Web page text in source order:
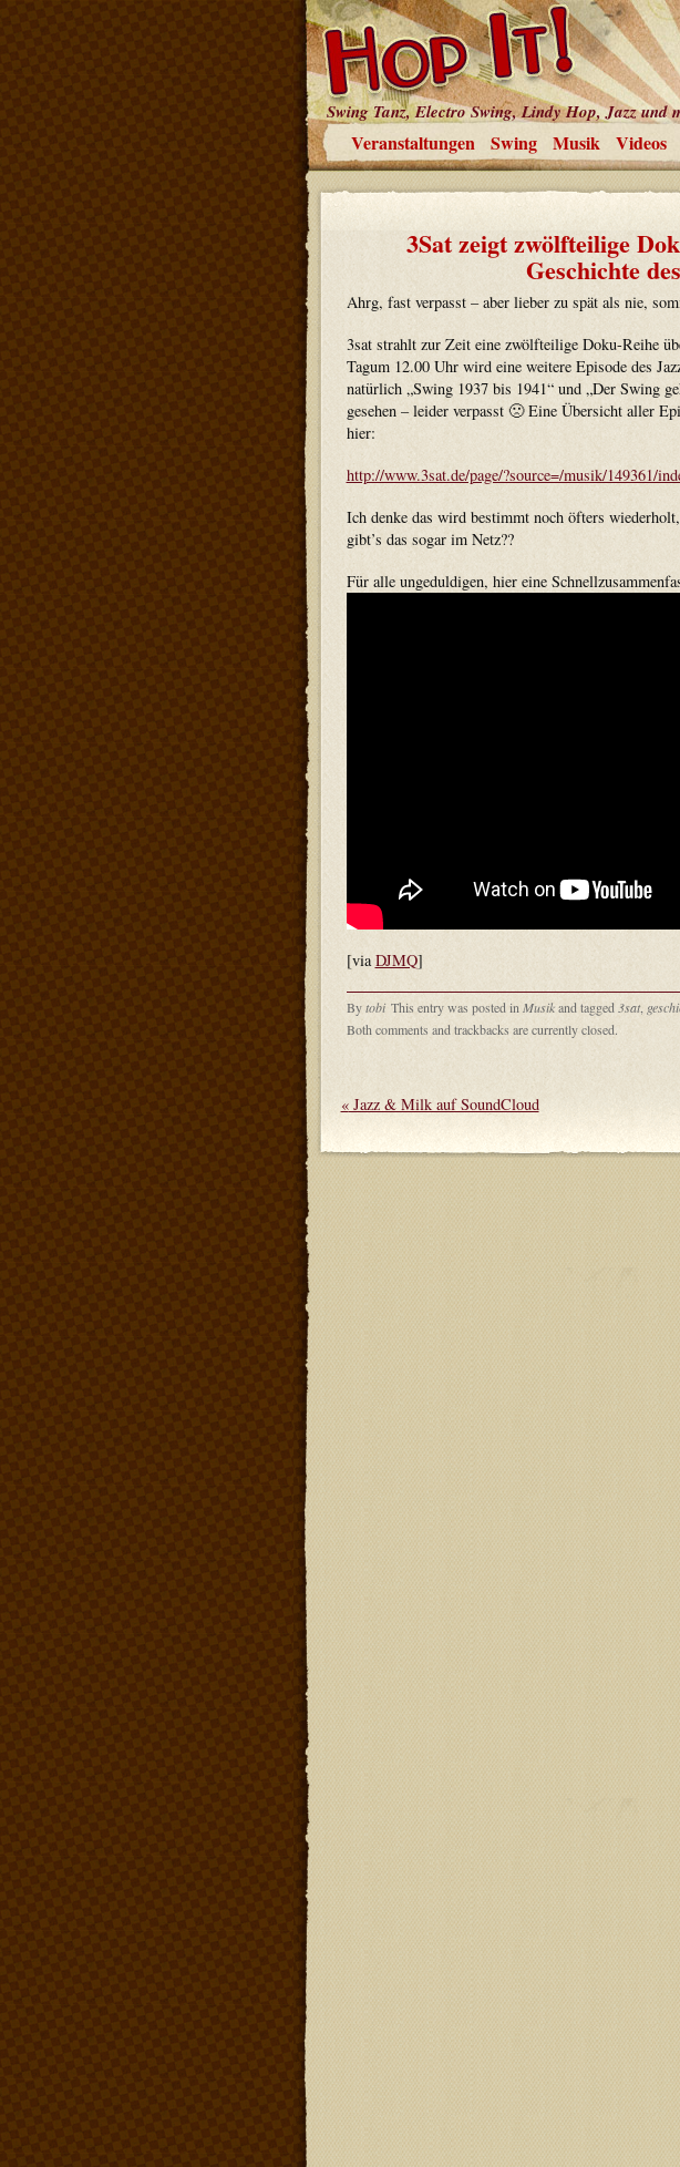
Swing Tanz, Electro Swing, Lindy Hop, Jazz
Veranstaltungen Swing Musik Videos
3Sat zeigt zwölfteilige
Geschichte
Ahrg, fast verpasst – aber lieber zu spät als nie,
3sat strahlt zur Zeit eine zwölfteilige Doku-Reihe
Tagum 12.00 Uhr wird eine weitere Episode des
natürlich „Swing 1937 bis 1941“ und „Der Swing
gesehen – leider verpasst 🙁 Eine Übersicht aller
hier:
http://www.3sat.de/page/?source=/musik/149361/
Ich denke das wird bestimmt noch öfters
gibt’s das sogar im Netz??
Für alle ungeduldigen, hier eine
[viaDJMQ]
Bytobi This entry was posted in Musikand tagged 3sat,
Both comments and trackbacks are currently closed.
«Jazz & Milk auf SoundCloud